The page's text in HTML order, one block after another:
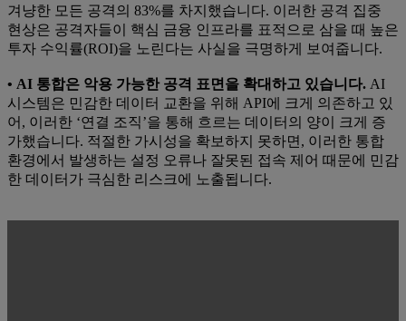
겨냥한 모든 공격의 83%를 차지했습니다. 이러한 공격 집중
현상은 공격자들이 핵심 금융 인프라를 표적으로 삼을 때 높은
투자 수익률(ROI)을 노린다는 사실을 극명하게 보여줍니다.
• AI 통합은 악용 가능한 공격 표면을 확대하고 있습니다. AI
시스템은 민감한 데이터 교환을 위해 API에 크게 의존하고 있
어, 이러한 ‘연결 조직’을 통해 흐르는 데이터의 양이 크게 증
가했습니다. 적절한 가시성을 확보하지 못하면, 이러한 통합
환경에서 발생하는 설정 오류나 잘못된 접속 제어 때문에 민감
한 데이터가 극심한 리스크에 노출됩니다.